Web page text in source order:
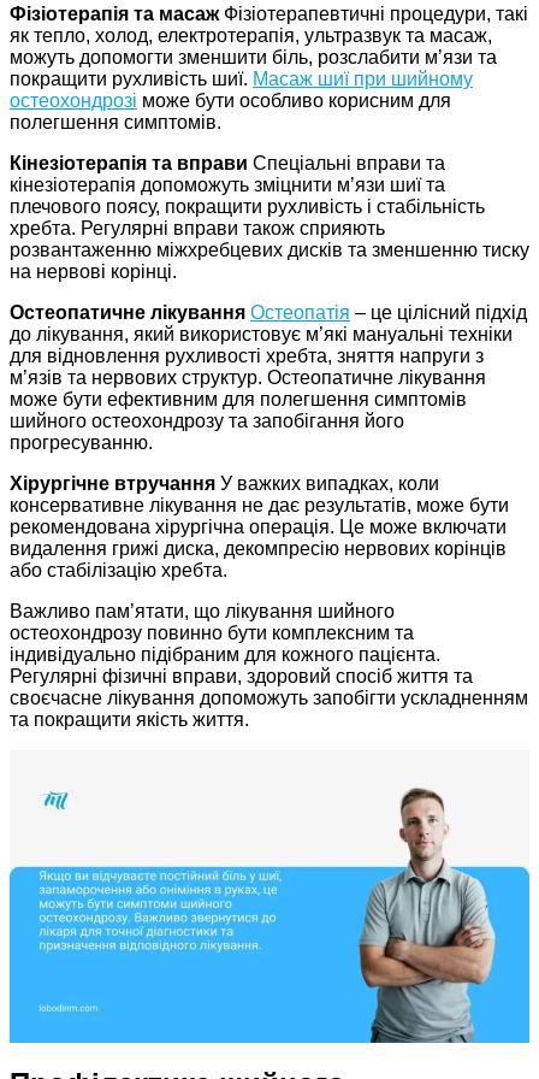
Фізіотерапія та масажФізіотерапевтичні процедури, такі
як тепло, холод, електротерапія, ультразвук та масаж,
можуть допомогти зменшити біль, розслабити м’язи та
покращити рухливість шиї. Масаж шиї при шийному
остеохондрозі може бути особливо корисним для
полегшення симптомів.
Кінезіотерапія та вправи Спеціальні вправи та
кінезіотерапія допоможуть зміцнити м’язи шиї та
плечового поясу, покращити рухливість і стабільність
хребта. Регулярні вправи також сприяють
розвантаженню міжхребцевих дисків та зменшенню тиску
на нервові корінці.
Остеопатичне лікування Остеопатія – це цілісний підхід
до лікування, який використовує м’які мануальні техніки
для відновлення рухливості хребта, зняття напруги з
м’язів та нервових структур. Остеопатичне лікування
може бути ефективним для полегшення симптомів
шийного остеохондрозу та запобігання його
прогресуванню.
Хірургічне втручання У важких випадках, коли
консервативне лікування не дає результатів, може бути
рекомендована хірургічна операція. Це може включати
видалення грижі диска, декомпресію нервових корінців
або стабілізацію хребта.
Важливо пам’ятати, що лікування шийного
остеохондрозу повинно бути комплексним та
індивідуально підібраним для кожного пацієнта.
Регулярні фізичні вправи, здоровий спосіб життя та
своєчасне лікування допоможуть запобігти ускладненням
та покращити якість життя.